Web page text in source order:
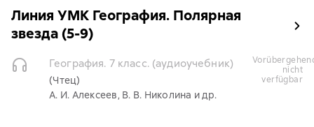
Линия УМК География. Полярная
звезда (5-9)
География. 7 класс. (аудиоучебник)
(Чтец)
А. И. Алексеев, В. В. Николина и др.
vorübergehend
nicht
verfügbar